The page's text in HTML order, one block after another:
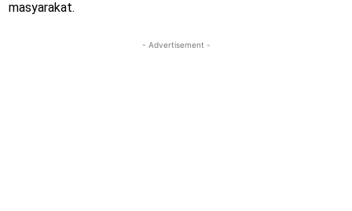
masyarakat.
- Advertisement -